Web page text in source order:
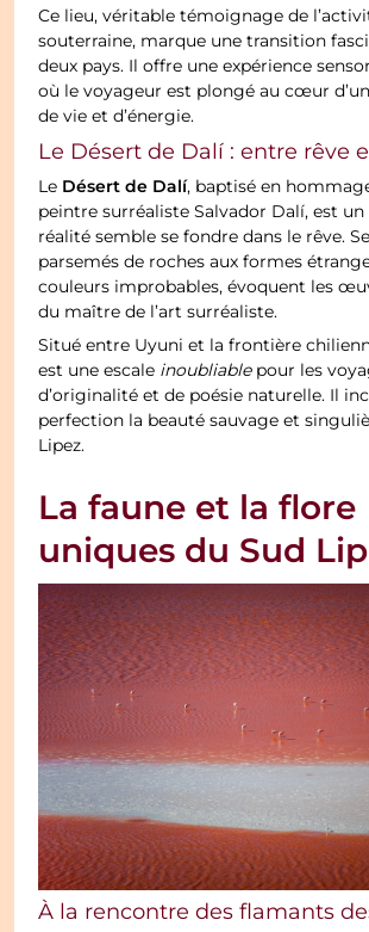
Ce lieu, véritable témoignage de
souterraine, marque une transition
deux pays. Il offre une expérience
où le voyageur est plongé au cœur
de vie et d’énergie.
Le Désert de Dalí : entre rêve
Le Désert de Dalí, baptisé en
peintre surréaliste Salvador Dalí, est
réalité semble se fondre dans le rêve.
parsemés de roches aux formes
couleurs improbables, évoquent les
du maître de l’art surréaliste.
Situé entre Uyuni et la frontière
est une escale inoubliablepour les
d’originalité et de poésie naturelle. Il
perfection la beauté sauvage et
Lipez.
La faune et la flore
uniques du Sud
À la rencontre des flamants